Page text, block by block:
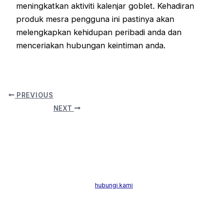
meningkatkan aktiviti kalenjar goblet. Kehadiran
produk mesra pengguna ini pastinya akan
melengkapkan kehidupan peribadi anda dan
menceriakan hubungan keintiman anda.
PREVIOUS
NEXT
hubungi kami